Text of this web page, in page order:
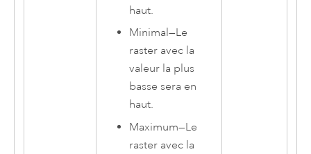
haut.
Minimal—Le
raster avec la
valeur la plus
basse sera en
haut.
Maximum—Le
raster avec la